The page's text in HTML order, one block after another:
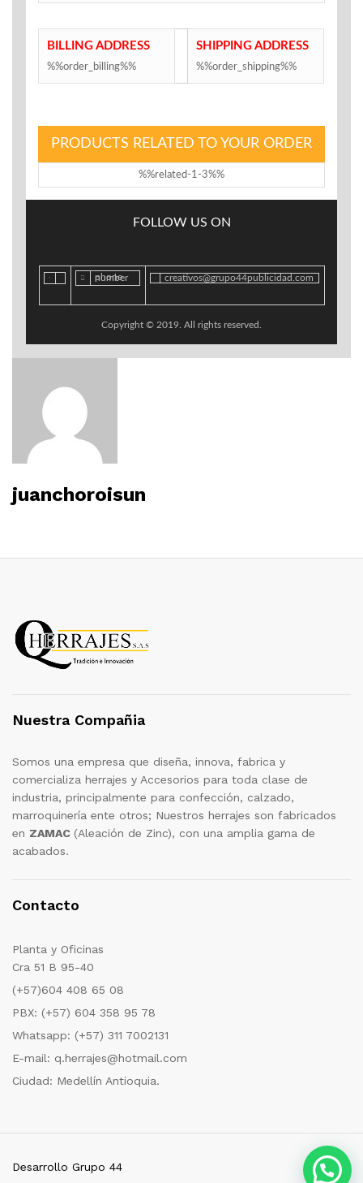
BILLING ADDRESS
%%order_billing%%
SHIPPING ADDRESS
%%order_shipping%%
PRODUCTS RELATED TO YOUR ORDER
%%related-1-3%%
FOLLOW US ON
phone number creativos@grupo44publicidad.com
Copyright © 2019. All rights reserved.
juanchoroisun
Nuestra Compañia
Somos una empresa que diseña, innova, fabrica y
comercializa herrajes y Accesorios para toda clase de
industria, principalmente para confección, calzado,
marroquinería ente otros; Nuestros herrajes son fabricados
en ZAMAC (Aleación de Zinc), con una amplia gama de
acabados.
Contacto
Planta y Oficinas
Cra 51 B 95-40
(+57)604 408 65 08
PBX: (+57) 604 358 95 78
Whatsapp: (+57) 311 7002131
E-mail: q.herrajes@hotmail.com
Ciudad: Medellín Antioquia.
Desarrollo Grupo 44